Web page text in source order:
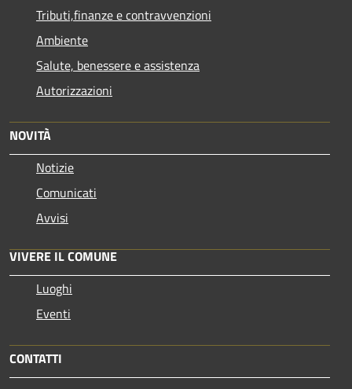
Tributi,finanze e contravvenzioni
Ambiente
Salute, benessere e assistenza
Autorizzazioni
NOVITÀ
Notizie
Comunicati
Avvisi
VIVERE IL COMUNE
Luoghi
Eventi
CONTATTI